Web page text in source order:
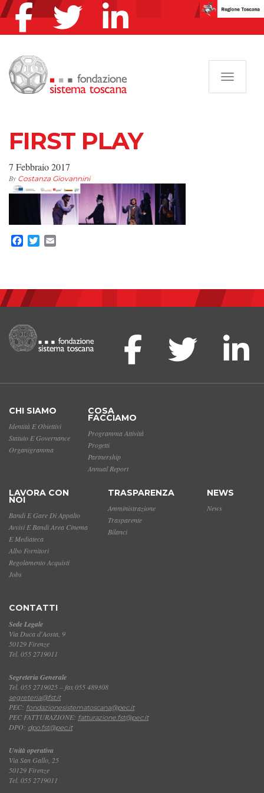
FIRST PLAY
7 Febbraio 2017
By Costanza Giovannini
Facebook
Twitter
CHI SIAMO
Identità E Obiettivi
Statuto E Governance
Organigramma
COSA
FACCIAMO
Programma Attività
Progetti
Partnership
Annual Report
LAVORA CON
NOI
Bandi E Gare Di Appalto
Avvisi E Bandi Area Cinema
E Mediateca
Albo Fornitori
Regolamento Acquisti
Jobs
TRASPARENZA
Amministrazione
Trasparente
Bilanci
NEWS
News
CONTATTI
Sede Legale
Via Duca d'Aosta, 9
50129 Firenze
Tel. 055 2719011
Segreteria Generale
Tel. 055 2719025 – fax 055 489308
segreteria@fst.it
PEC: fondazionesistematoscana@pec.it
PEC FATTURAZIONE: fatturazione.fst@pec.it
DPO: dpo.fst@pec.it
Unità operativa
Via San Gallo, 25
50129 Firenze
Tel. 055 2719011